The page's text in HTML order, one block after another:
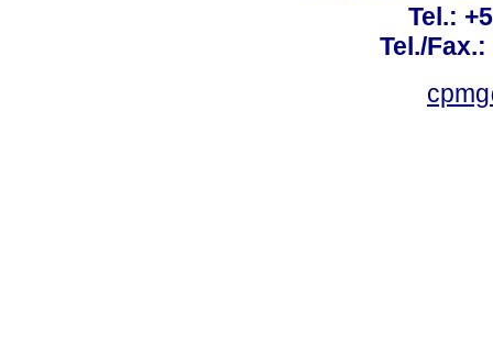
Tel.:
Tel./Fax.: